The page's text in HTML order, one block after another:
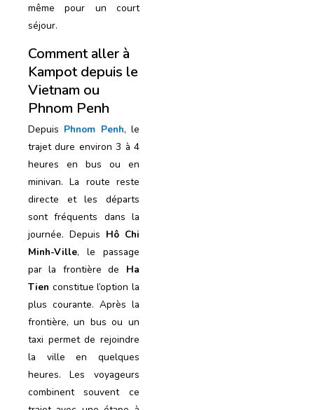
même pour un court
séjour.
Comment aller à
Kampot depuis le
Vietnam ou
Phnom Penh
Depuis Phnom Penh, le
trajet dure environ 3 à 4
heures en bus ou en
minivan. La route reste
directe et les départs
sont fréquents dans la
journée. Depuis Hô Chi
Minh-Ville, le passage
par la frontière de Ha
Tien constitue l’option la
plus courante. Après la
frontière, un bus ou un
taxi permet de rejoindre
la ville en quelques
heures. Les voyageurs
combinent souvent ce